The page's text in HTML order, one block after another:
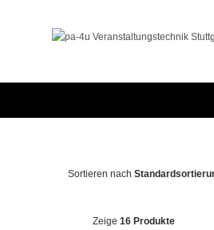
Sortieren nach
Zeige 16 Produkte